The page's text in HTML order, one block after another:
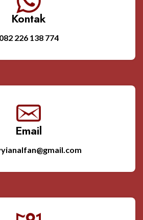
Kontak
082 226 138 774
Email